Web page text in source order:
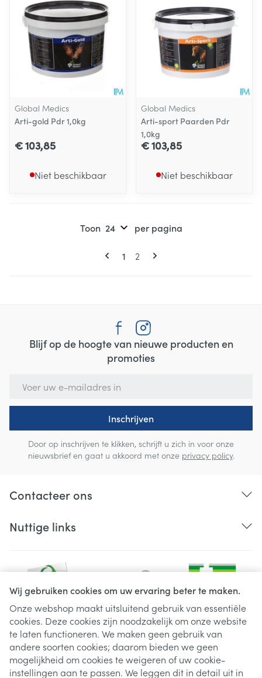
Wij gebruiken cookies om uw ervaring beter te maken.
Onze webshop maakt uitsluitend gebruik van essentiële
cookies. Deze cookies zijn noodzakelijk om onze website
te laten functioneren. We maken geen gebruik van
andere soorten cookies; daarom bieden we geen
mogelijkheid om cookies te weigeren of uw cookie-
instellingen aan te passen. We leggen dit in detail uit in
Global Medics
Arti-gold Pdr 1,0kg
€ 103,85
Niet beschikbaar
Global Medics
Arti-sport Paarden Pdr
1,0kg
€ 103,85
Niet beschikbaar
Pagina's
U lees momenteel pagina
1 Pagina
2
Toon per pagina
Blijf op de hoogte van nieuwe producten en
promoties
Inschrijven
Door op inschrijven te klikken, schrijft u zich in voor onze
nieuwsbrief en gaat u akkoord met onze privacy policy.
Contacteer ons
Nuttige links
Juridische links